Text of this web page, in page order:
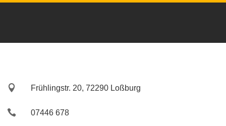
 Frühlingstr. 20, 72290 Loßburg
 07446 678